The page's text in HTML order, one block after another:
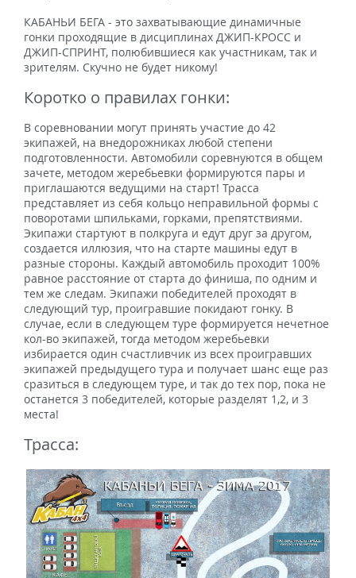
КАБАНЬИ БЕГА - это захватывающие динамичные
гонки проходящие в дисциплинах ДЖИП-КРОСС и
ДЖИП-СПРИНТ, полюбившиеся как участникам, так и
зрителям. Скучно не будет никому!
Коротко о правилах гонки:
В соревновании могут принять участие до 42
экипажей, на внедорожниках любой степени
подготовленности. Автомобили соревнуются в общем
зачете, методом жеребьевки формируются пары и
приглашаются ведущими на старт! Трасса
представляет из себя кольцо неправильной формы с
поворотами шпильками, горками, препятствиями.
Экипажи стартуют в полкруга и едут друг за другом,
создается иллюзия, что на старте машины едут в
разные стороны. Каждый автомобиль проходит 100%
равное расстояние от старта до финиша, по одним и
тем же следам. Экипажи победителей проходят в
следующий тур, проигравшие покидают гонку. В
случае, если в следующем туре формируется нечетное
кол-во экипажей, тогда методом жеребьевки
избирается один счастливчик из всех проигравших
экипажей предыдущего тура и получает шанс еще раз
сразиться в следующем туре, и так до тех пор, пока не
останется 3 победителей, которые разделят 1,2, и 3
места!
Трасса: